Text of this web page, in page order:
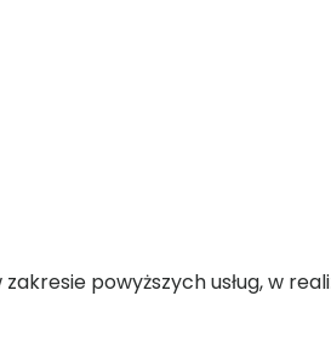
powyższych usług, w